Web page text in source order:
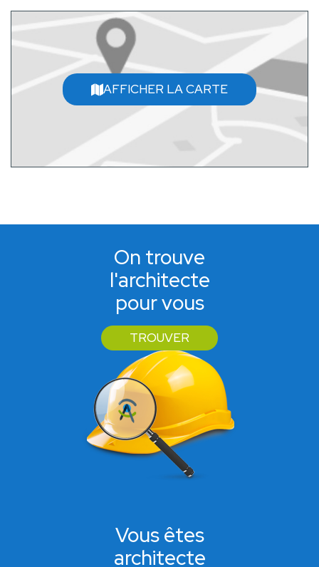
AFFICHER LA CARTE
On trouve
l'architecte
pour vous
TROUVER
Vous êtes
architecte